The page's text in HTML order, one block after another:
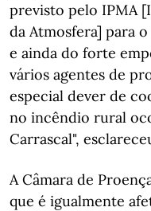
previsto pelo IPMA
da Atmosfera] para
e ainda do forte
vários agentes de
especial dever de
no incêndio rural
Carrascal",
A Câmara de
que é igualmente